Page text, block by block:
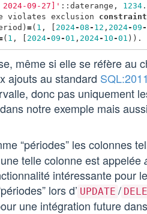
09-27]' ::daterange , 1234 .
violates exclusion constraint
)=( 1 , [ 2024-08 - 12 , 2024-09 -
( 1 , [ 2024-09 -01 , 2024- 10 -01 )).
même si elle se réfère au
ajouts au standard SQL:2011
donc pas uniquement
notre exemple mais
“périodes” les colonnes
telle colonne est appelée
intéressante pour
lors d’ UPDATE /
une intégration future